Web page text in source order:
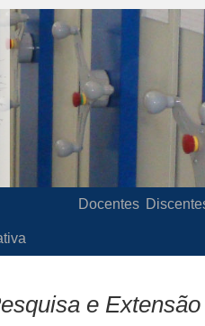
Docentes
e Extensão